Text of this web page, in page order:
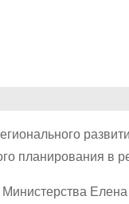
планирования в